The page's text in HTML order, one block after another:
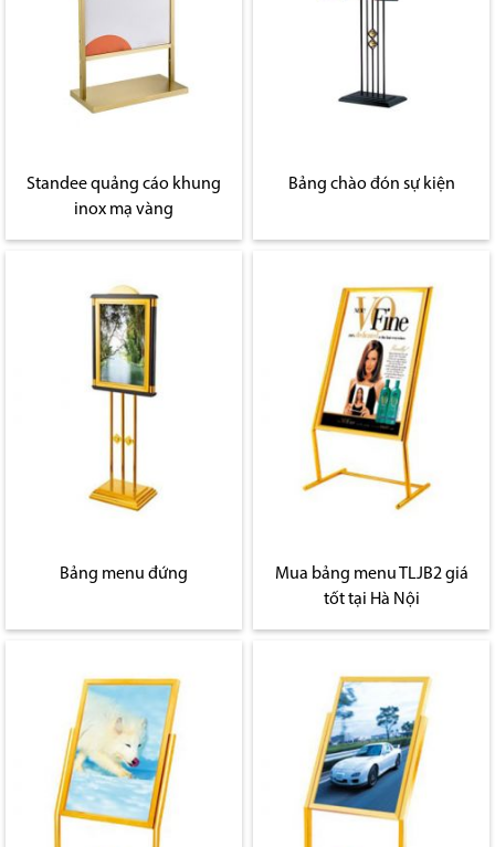
Standee quảng cáo khung
inox mạ vàng
Bảng chào đón sự kiện
Bảng menu đứng
Mua bảng menu TLJB2 giá
tốt tại Hà Nội